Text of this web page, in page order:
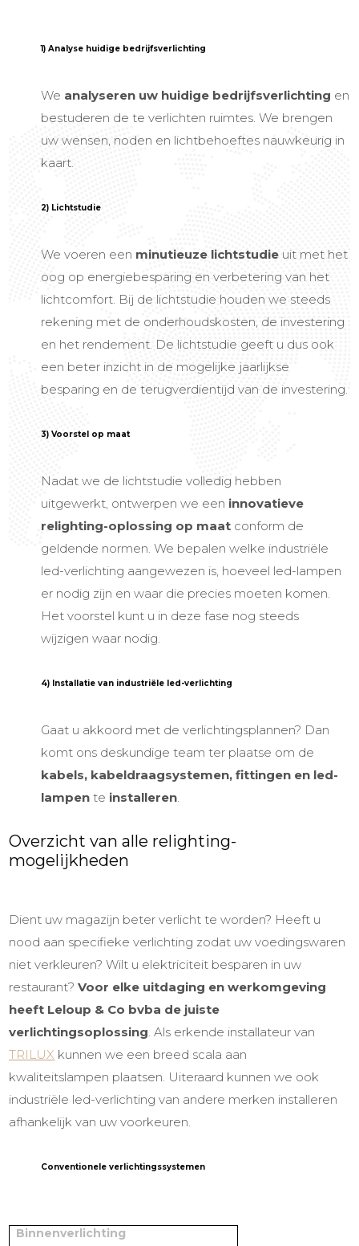
1) Analyse huidige bedrijfsverlichting
We analyseren uw huidige bedrijfsverlichting en
bestuderen de te verlichten ruimtes. We brengen
uw wensen, noden en lichtbehoeftes nauwkeurig in
kaart.
2) Lichtstudie
We voeren een minutieuze lichtstudie uit met het
oog op energiebesparing en verbetering van het
lichtcomfort. Bij de lichtstudie houden we steeds
rekening met de onderhoudskosten, de investering
en het rendement. De lichtstudie geeft u dus ook
een beter inzicht in de mogelijke jaarlijkse
besparing en de terugverdientijd van de investering.
3) Voorstel op maat
Nadat we de lichtstudie volledig hebben
uitgewerkt, ontwerpen we een innovatieve
relighting-oplossing op maat conform de
geldende normen. We bepalen welke industriële
led-verlichting aangewezen is, hoeveel led-lampen
er nodig zijn en waar die precies moeten komen.
Het voorstel kunt u in deze fase nog steeds
wijzigen waar nodig.
4) Installatie van industriële led-verlichting
Gaat u akkoord met de verlichtingsplannen? Dan
komt ons deskundige team ter plaatse om de
kabels, kabeldraagsystemen, fittingen en led-
lampente installeren.
Overzicht van alle relighting-
mogelijkheden
Dient uw magazijn beter verlicht te worden? Heeft u
nood aan specifieke verlichting zodat uw voedingswaren
niet verkleuren? Wilt u elektriciteit besparen in uw
restaurant?Voor elke uitdaging en werkomgeving
heeft Leloup & Co bvba de juiste
verlichtingsoplossing. Als erkende installateur van
TRILUX kunnen we een breed scala aan
kwaliteitslampen plaatsen. Uiteraard kunnen we ook
industriële led-verlichtingvan andere merken installeren
afhankelijk van uw voorkeuren.
Conventionele verlichtingssystemen
Binnenverlichting